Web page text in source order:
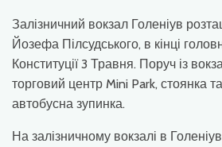
Залізничний вокзал Голеніув
Йозефа Пілсудського, в кінці
Конституції 3 Травня. Поруч із
торговий центр Mini Park, стоянка
автобусна зупинка.
На залізничному вокзалі в